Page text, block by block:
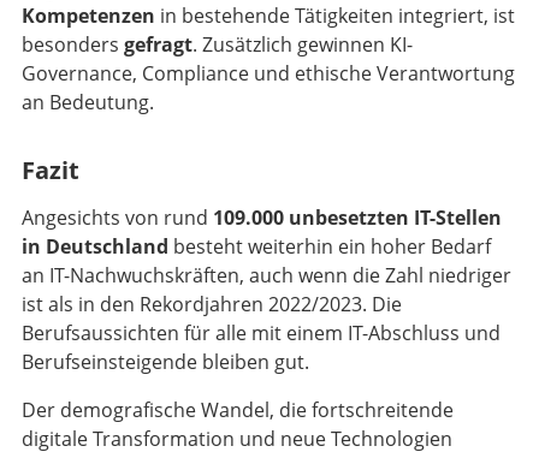
Kompetenzen in bestehende Tätigkeiten integriert, ist
besonders gefragt. Zusätzlich gewinnen KI-
Governance, Compliance und ethische Verantwortung
an Bedeutung.
Fazit
Angesichts von rund 109.000 unbesetzten IT-Stellen
in Deutschland besteht weiterhin ein hoher Bedarf
an IT-Nachwuchskräften, auch wenn die Zahl niedriger
ist als in den Rekordjahren 2022/2023. Die
Berufsaussichten für alle mit einem IT-Abschluss und
Berufseinsteigende bleiben gut.
Der demografische Wandel, die fortschreitende
digitale Transformation und neue Technologien